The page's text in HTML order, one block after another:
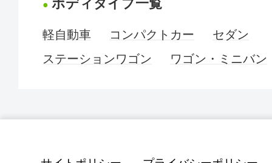
ボディタイプ一覧
軽自動車 コンパクトカー
セダン
ステーションワゴン
ワゴン・ミニバン